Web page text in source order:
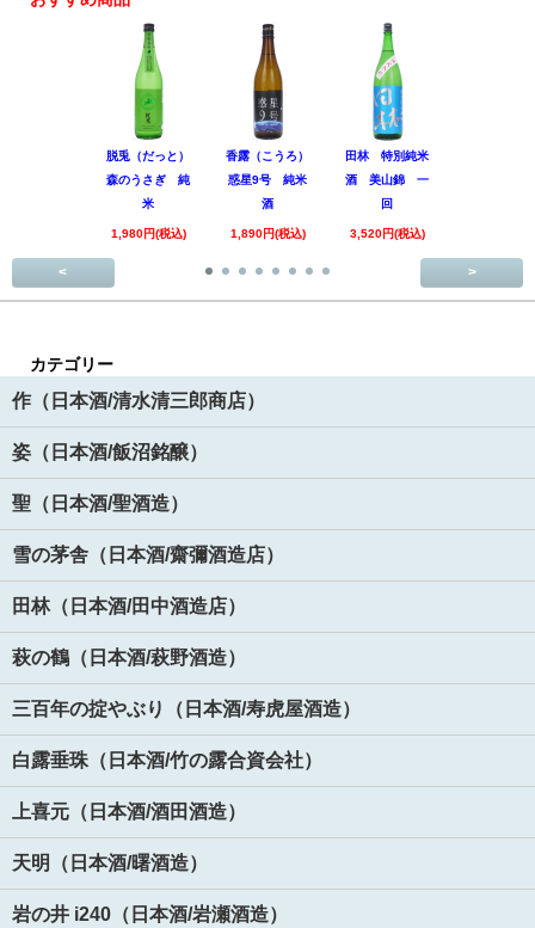
脱兎（だっと）
森のうさぎ 純
米
1,980円(税込)
香露（こうろ）
惑星9号 純米
酒
1,890円(税込)
田林 特別純米
酒 美山錦 一
回
3,520円(税込)
< >
カテゴリー
作（日本酒/清水清三郎商店）
姿（日本酒/飯沼銘醸）
聖（日本酒/聖酒造）
雪の茅舎（日本酒/齋彌酒造店）
田林（日本酒/田中酒造店）
萩の鶴（日本酒/萩野酒造）
三百年の掟やぶり（日本酒/寿虎屋酒造）
白露垂珠（日本酒/竹の露合資会社）
上喜元（日本酒/酒田酒造）
天明（日本酒/曙酒造）
岩の井 i240（日本酒/岩瀬酒造）